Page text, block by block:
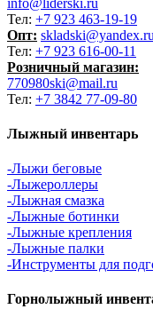
Тел: +7 923 463-19-19
Опт: skladski@yandex.ru
Тел: +7 923 616-00-11
Розничный магазин:
770980ski@mail.ru
Тел: +7 3842 77-09-80
Лыжный инвентарь
-Лыжи беговые
-Лыжероллеры
-Лыжная смазка
-Лыжные ботинки
-Лыжные крепления
-Лыжные палки
-Инструменты для
Горнолыжный